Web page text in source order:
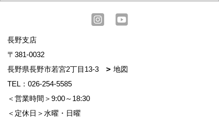
長野支店
〒381-0032
長野県長野市若宮2丁目13-3
地図
TEL： 026-254-5585
＜営業時間＞9:00～18:30
＜定休日＞水曜・日曜